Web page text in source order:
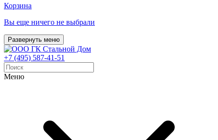
Корзина
Вы еще ничего не выбрали
Развернуть меню
+7 (495) 587-41-51
Меню